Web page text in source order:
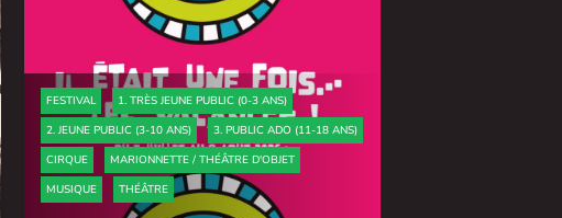
FESTIVAL
1. TRÈS JEUNE PUBLIC (0-3 ANS)
2. JEUNE PUBLIC (3-10 ANS)
3. PUBLIC ADO (11-18 ANS)
CIRQUE
MARIONNETTE / THÉÂTRE D'OBJET
MUSIQUE
THÉÂTRE